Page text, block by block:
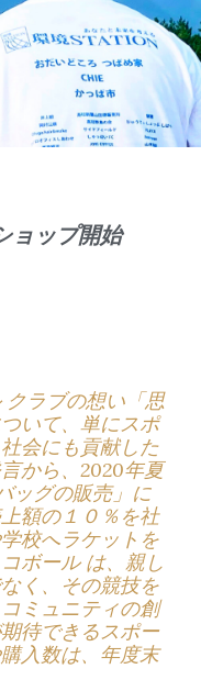
ョップ開始
ラブの想い「思
いて、単にスポ
会にも貢献した
から、2020年夏
ッグの販売」に
額の１０％を社
校へラケットを
ボール は、親し
く、その競技を
ミュニティの創
待できるスポー
入数は、年度末